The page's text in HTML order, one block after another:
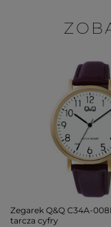
Zegarek Q&Q C34A-
tarcza cyfry